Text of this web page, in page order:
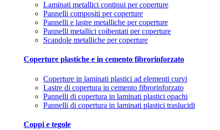
Laminati metallici continui per coperture
Pannelli compositi per coperture
Pannelli e lastre metalliche per coperture
Pannelli metallici coibentati per coperture
Scandole metalliche per coperture
Coperture plastiche e in cemento fibrorinforzato
Coperture in laminati plastici ad elementi curvi
Lastre di copertura in cemento fibrorinforzato
Pannelli di copertura in laminati plastici opachi
Pannelli di copertura in laminati plastici traslucidi
Coppi e tegole